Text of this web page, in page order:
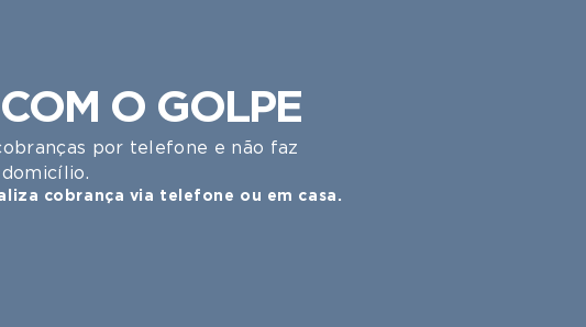
O GOLPE
por telefone e não faz
cobrança via telefone ou em casa.